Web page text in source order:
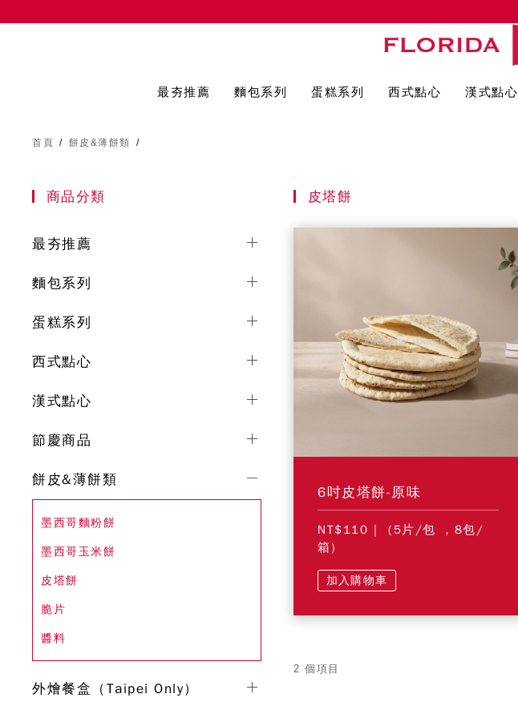
最夯推薦 麵包系列 蛋糕系列 西式點心 漢式點心
首頁 / 餅皮&薄餅類 /
皮塔餅
6吋皮塔餅-原味
NT$110 | (5片/包 ，8包/
箱)
加入購物車
2 個項目
商品分類
最夯推薦
麵包系列
蛋糕系列
西式點心
漢式點心
節慶商品
餅皮&薄餅類
墨西哥麵粉餅
墨西哥玉米餅
皮塔餅
脆片
醬料
外燴餐盒（Taipei Only）